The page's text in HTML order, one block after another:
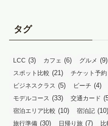
ータグ
LCC (3) カフェ (6) グルメ (9)
スポット比較 (21) チケット予約
ビジネスクラス (5) ビーチ (4)
モデルコース (33) 交通カード
宿泊エリア比較 (10) 宿泊記 (10)
旅行準備 (30) 日帰り旅 (7) 比